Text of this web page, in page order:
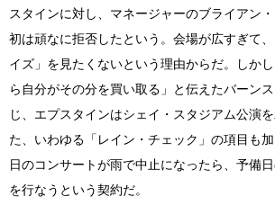
スタインに対し、マネージャーのブライアン
初は頑なに拒否したという。会場が広すぎて
イズ」を見たくないという理由からだ。しか
ら自分がその分を買い取る」と伝えたバーン
じ、エプスタインはシェイ・スタジアム公演
た、いわゆる「レイン・チェック」の項目も
日のコンサートが雨で中止になったら、予備
を行なうという契約だ。